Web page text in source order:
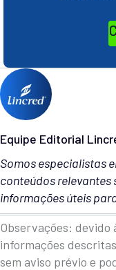
Equipe Editorial
Somos especialistas
conteúdos relevantes
informações úteis
Observações: devido
informações
sem aviso prévio e